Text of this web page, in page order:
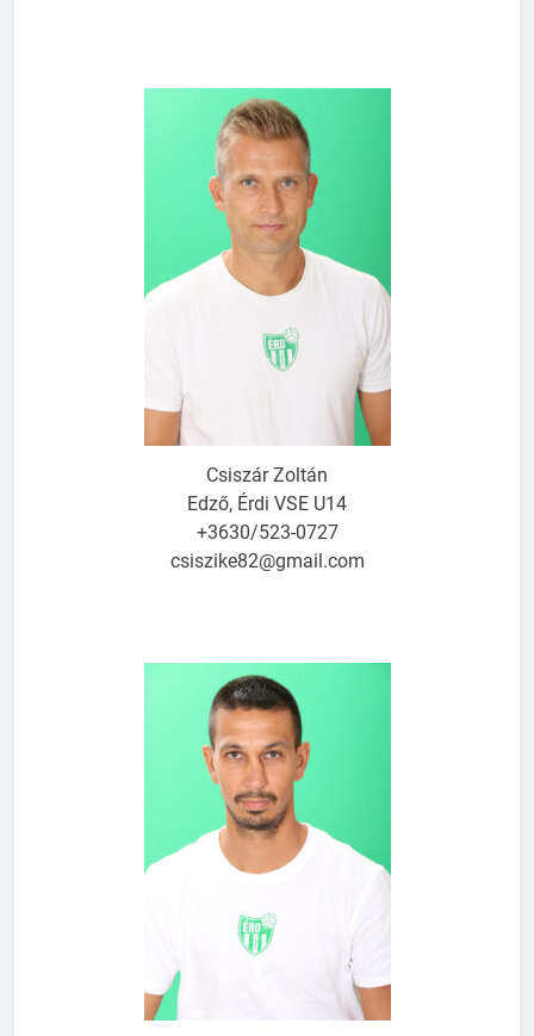
Csiszár Zoltán
Edző, Érdi VSE U14
+3630/523-0727
csiszike82@gmail.com